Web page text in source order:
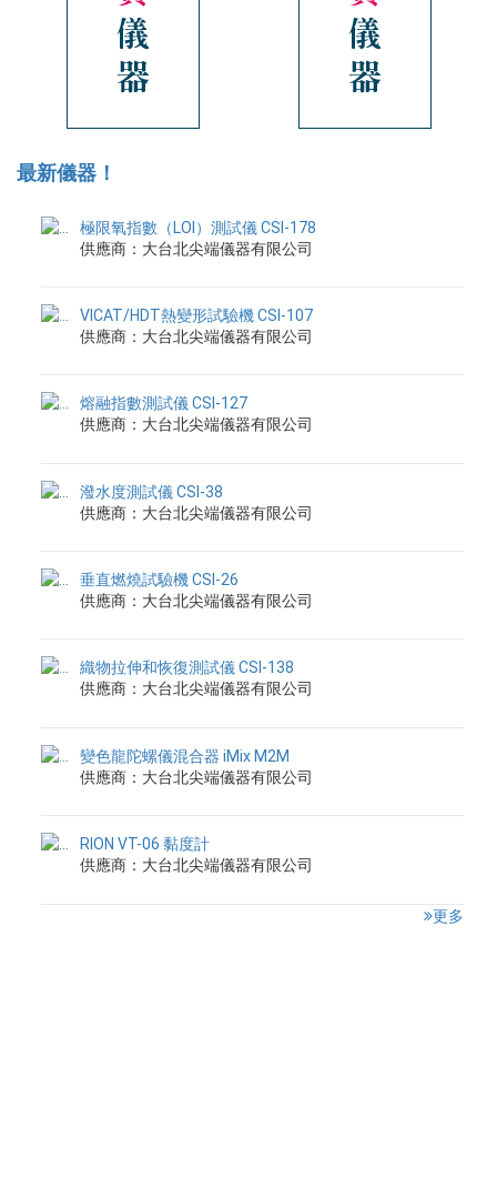
最新儀器！
極限氧指數（LOI）測試儀 CSI-178
供應商：大台北尖端儀器有限公司
VICAT/HDT熱變形試驗機 CSI-107
供應商：大台北尖端儀器有限公司
熔融指數測試儀 CSI-127
供應商：大台北尖端儀器有限公司
潑水度測試儀 CSI-38
供應商：大台北尖端儀器有限公司
垂直燃燒試驗機 CSI-26
供應商：大台北尖端儀器有限公司
織物拉伸和恢復測試儀 CSI-138
供應商：大台北尖端儀器有限公司
變色龍陀螺儀混合器 iMix M2M
供應商：大台北尖端儀器有限公司
RION VT-06 黏度計
供應商：大台北尖端儀器有限公司
更多